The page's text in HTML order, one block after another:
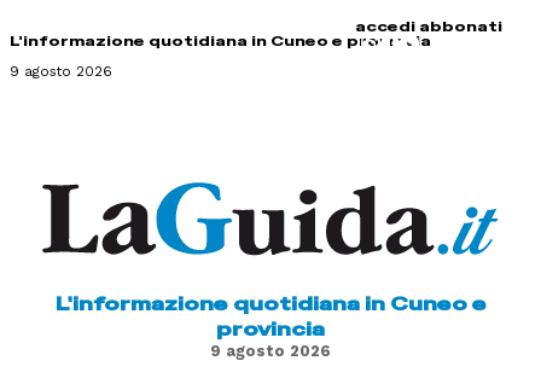
accedi abbonati
L'informazione quotidiana in Cuneo e provincia
9 agosto 2026
L'informazione quotidiana in Cuneo e
provincia
9 agosto 2026